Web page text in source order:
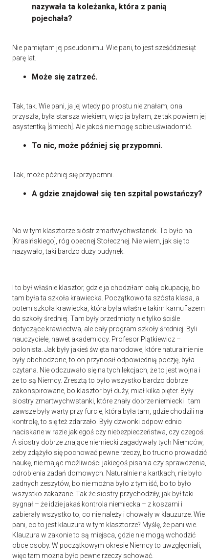
nazywała ta koleżanka, która z panią
pojechała?
Nie pamiętam jej pseudonimu. Wie pani, to jest sześćdziesiąt
parę lat.
Może się zatrzeć.
Tak, tak. Wie pani, ja jej wtedy po prostu nie znałam, ona
przyszła, była starsza wiekiem, więc ja byłam, że tak powiem jej
asystentką [śmiech]. Ale jakoś nie mogę sobie uświadomić.
To nic, może później się przypomni.
Tak, może później się przypomni.
A gdzie znajdował się ten szpital powstańczy?
No w tym klasztorze sióstr zmartwychwstanek. To było na
[Krasińskiego], róg obecnej Stołecznej. Nie wiem, jak się to
nazywało, taki bardzo duży budynek.
I to był właśnie klasztor, gdzie ja chodziłam całą okupację, bo
tam była ta szkoła krawiecka. Początkowo ta szósta klasa, a
potem szkoła krawiecka, która była właśnie takim kamuflażem
do szkoły średniej. Tam były przedmioty nie tylko ściśle
dotyczące krawiectwa, ale cały program szkoły średniej. Byli
nauczyciele, nawet akademiccy. Profesor Piątkiewicz –
polonista. Jak były jakieś święta narodowe, które naturalnie nie
były obchodzone, to on przynosił odpowiednią poezję, była
czytana. Nie odczuwało się na tych lekcjach, że to jest wojna i
że to są Niemcy. Zresztą to było wszystko bardzo dobrze
zakonspirowane, bo klasztor był duży, miał kilka pięter. Były
siostry zmartwychwstanki, które znały dobrze niemiecki i tam
zawsze były warty przy furcie, która była tam, gdzie chodzili na
kontrolę, to się też zdarzało. Były dzwonki odpowiednio
naciskane w razie jakiegoś czy niebezpieczeństwa, czy czegoś.
A siostry dobrze znające niemiecki zagadywały tych Niemców,
żeby zdążyło się pochować pewne rzeczy, bo trudno prowadzić
naukę, nie mając możliwości jakiegoś pisania czy sprawdzenia,
odrobienia zadań domowych. Naturalnie na kartkach, nie było
żadnych zeszytów, bo nie można było z tym iść, bo to było
wszystko zakazane. Tak że siostry przychodziły, jak był taki
sygnał – że idzie jakaś kontrola niemiecka – z koszami i
zabierały wszystko to, co nie należy i chowały w klauzurze. Wie
pani, co to jest klauzura w tym klasztorze? Myślę, że pani wie.
Klauzura w zakonie to są miejsca, gdzie nie mogą wchodzić
obce osoby. W początkowym okresie Niemcy to uwzględniali,
więc tam można było pewne rzeczy schować.